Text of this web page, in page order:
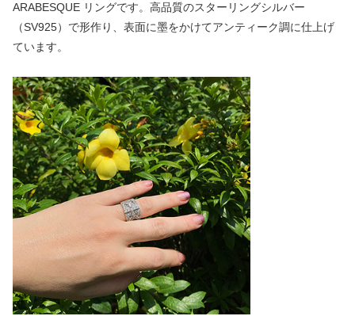
ARABESQUE リングです。高品質のスターリングシルバー
（SV925）で形作り、表面に墨をかけてアンティーク調に仕上げ
ています。